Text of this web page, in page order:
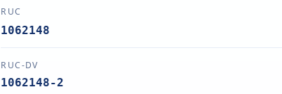
RUC
1062148
RUC-DV
1062148-2